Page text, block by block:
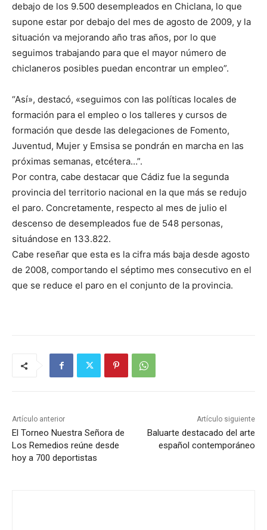
debajo de los 9.500 desempleados en Chiclana, lo que
supone estar por debajo del mes de agosto de 2009, y la
situación va mejorando año tras años, por lo que
seguimos trabajando para que el mayor número de
chiclaneros posibles puedan encontrar un empleo”.
“Así», destacó, «seguimos con las políticas locales de
formación para el empleo o los talleres y cursos de
formación que desde las delegaciones de Fomento,
Juventud, Mujer y Emsisa se pondrán en marcha en las
próximas semanas, etcétera…”.
Por contra, cabe destacar que Cádiz fue la segunda
provincia del territorio nacional en la que más se redujo
el paro. Concretamente, respecto al mes de julio el
descenso de desempleados fue de 548 personas,
situándose en 133.822.
Cabe reseñar que esta es la cifra más baja desde agosto
de 2008, comportando el séptimo mes consecutivo en el
que se reduce el paro en el conjunto de la provincia.
Artículo anterior
El Torneo Nuestra Señora de
Los Remedios reúne desde
hoy a 700 deportistas
Artículo siguiente
Baluarte destacado del arte
español contemporáneo